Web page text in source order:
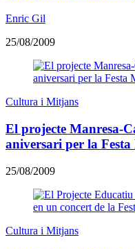
Enric Gil
25/08/2009
Cultura i Mitjans
El projecte Manresa-
aniversari per la
25/08/2009
Cultura i Mitjans